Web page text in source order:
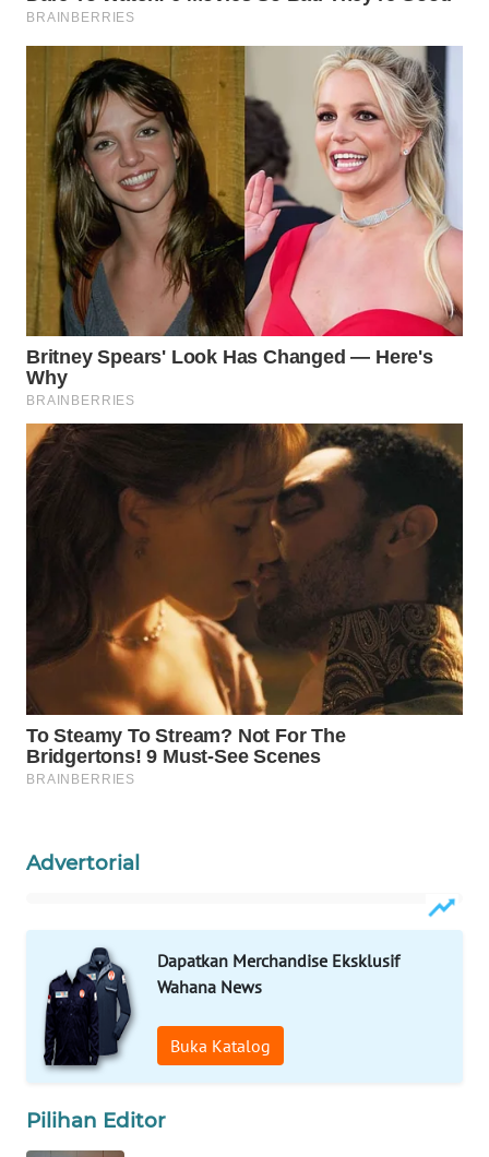
Advertorial
Dapatkan Merchandise Eksklusif
Wahana News
Buka Katalog
Pilihan Editor
PERSONA
WAHANA
OTOMOTIF
WAHANA
HEALTH
WAHANA
DESA
WISATA
LAPAK
WAHANA
Wahana
Network
KONSUMEN
WALINKI
MAWAKA
ID
MKLI
LPKKI
LKKI
KOPEKLIN